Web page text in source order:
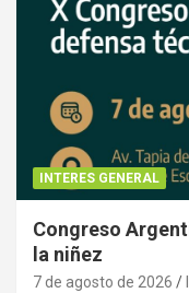
INTERES GENERAL
Congreso
la niñez
7 de agosto de 2026